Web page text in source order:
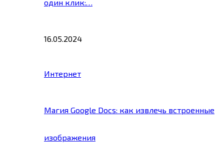
один клик:…
16.05.2024
Интернет
Магия Google Docs: как извлечь встроенные
изображения